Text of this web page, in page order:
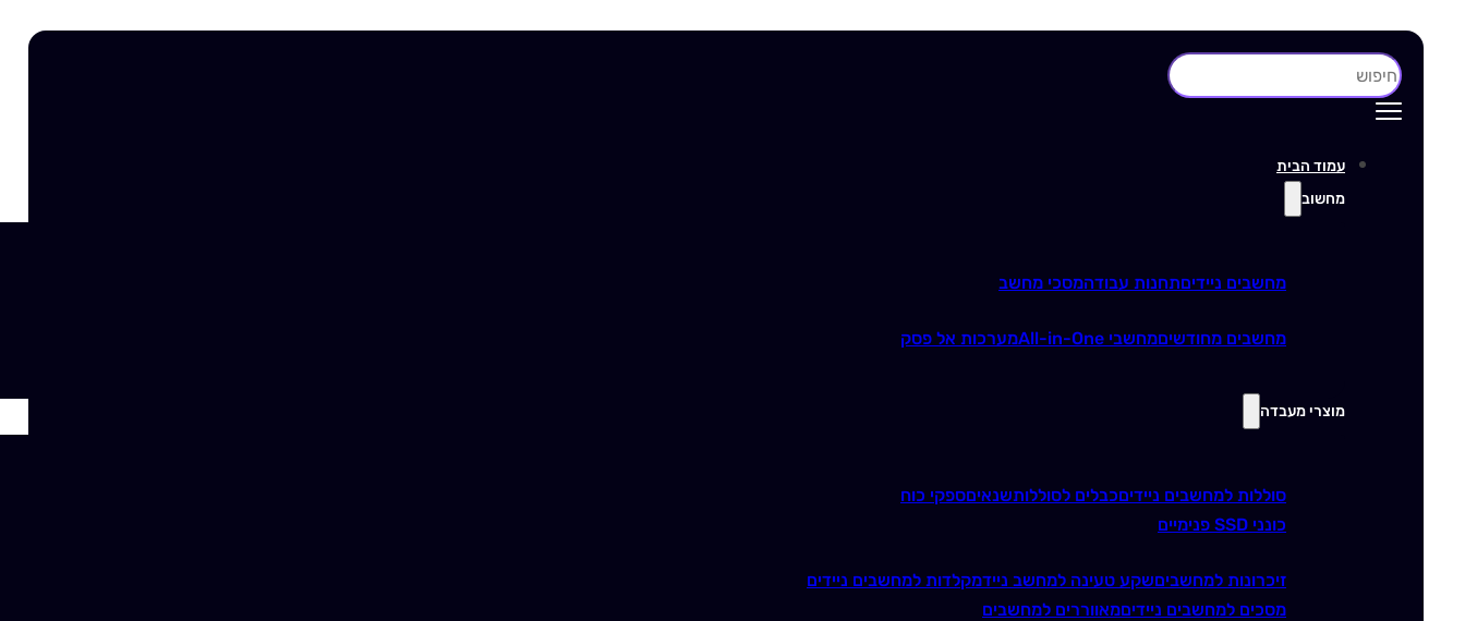
חיפוש
עמוד הבית
מחשוב
מחשבים ניידיםתחנות עבודהמסכי מחשב
מחשבים מחודשיםמחשבי All-in-One מערכות אל פסק
מוצרי מעבדה
סוללות למחשבים ניידיםכבלים לסוללותשנאיםספקי כוח
כונני SSD פנימיים
זיכרונות למחשביםשקע טעינה למחשב ניידמקלדות למחשבים ניידים
מסכים למחשבים ניידיםמאווררים למחשבים